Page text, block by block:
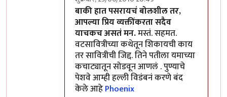
In reply toभारतातbyशुचि
बाकी हात पसरायचं बोलशील तर,
आपल्या प्रिय व्यक्तींकरता सदैव
याचकच असतं मन.मस्तं. सहमत.
वटसावित्रीच्या कथेतून शिकायची काय
तर सावित्रीची जिद्द. तिने पतीला यमाच्या
कचाट्यातून सोडवून आणलं . पुण्याचे
पेशवे आम्ही हल्ली विडंबनं करणे बंद
केले आहेPhoenix